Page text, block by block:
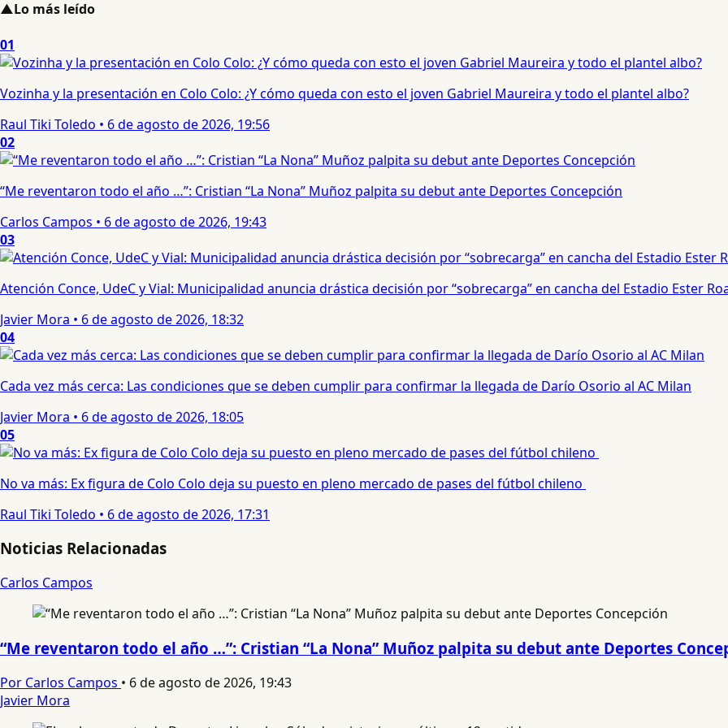
▲Lo más leído
01
Vozinha y la presentación en Colo Colo: ¿Y cómo queda con esto el joven Gabriel Maureira y todo el plantel albo?
Raul Tiki Toledo • 6 de agosto de 2026, 19:56
02
“Me reventaron todo el año …”: Cristian “La Nona” Muñoz palpita su debut ante Deportes Concepción
Carlos Campos • 6 de agosto de 2026, 19:43
03
Atención Conce, UdeC y Vial: Municipalidad anuncia drástica decisión por “sobrecarga” en cancha del Estadio Ester
Javier Mora • 6 de agosto de 2026, 18:32
04
Cada vez más cerca: Las condiciones que se deben cumplir para confirmar la llegada de Darío Osorio al AC Milan
Javier Mora • 6 de agosto de 2026, 18:05
05
No va más: Ex figura de Colo Colo deja su puesto en pleno mercado de pases del fútbol chileno
Raul Tiki Toledo • 6 de agosto de 2026, 17:31
Noticias Relacionadas
Carlos Campos
“Me reventaron todo el año …”: Cristian “La Nona” Muñoz palpita su debut ante Deportes
Por Carlos Campos • 6 de agosto de 2026, 19:43
Javier Mora